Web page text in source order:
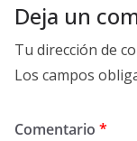
Deja un
Tu dirección de
Los campos
Comentario *